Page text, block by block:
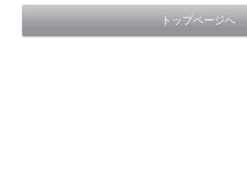
トップページへ